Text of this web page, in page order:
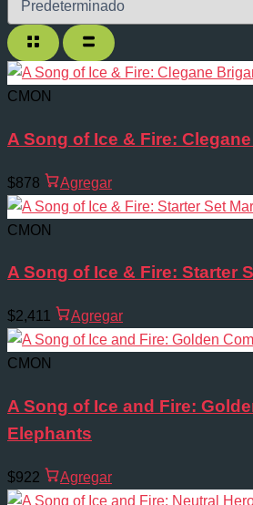
CMON
A Song of Ice & Fire:
$878 Agregar
CMON
A Song of Ice & Fire: Starter
$2,411 Agregar
CMON
A Song of Ice and Fire:
Elephants
$922 Agregar